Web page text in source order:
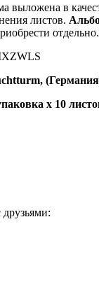
выложена в
листов.
отдельно.
х 10
друзьями: